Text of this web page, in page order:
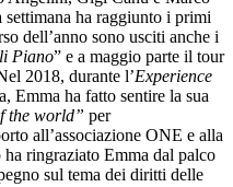
ha raggiunto i primi
dell’anno sono usciti anche i
Piano” e a maggio parte il tour
2018, durante l’Experience
Emma ha fatto sentire la sua
the world” per
all’associazione ONE e alla
ha ringraziato Emma dal palco
sul tema dei diritti delle